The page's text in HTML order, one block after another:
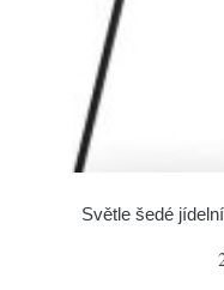
Světle šedé